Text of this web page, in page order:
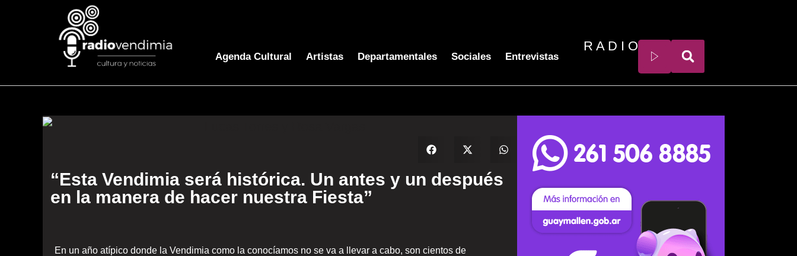
Agenda Cultural Artistas Departamentales Sociales Entrevistas
R A D I O
“Esta Vendimia será histórica. Un antes y un después
en la manera de hacer nuestra Fiesta”
En un año atípico donde la Vendimia como la conocíamos no se va a llevar a cabo, son cientos de